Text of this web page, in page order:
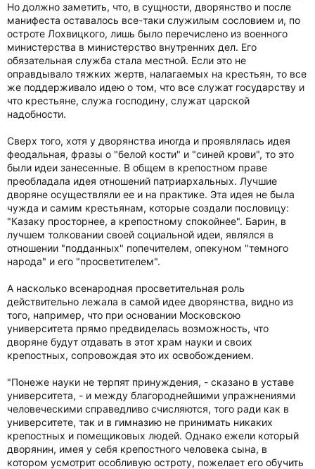
Но должно заметить, что, в сущности, дворянство и после
манифеста оставалось все-таки служилым сословием и, по
остроте Лохвицкого, лишь было перечислено из военного
министерства в министерство внутренних дел. Его
обязательная служба стала местной. Если это не
оправдывало тяжких жертв, налагаемых на крестьян, то все
же поддерживало идею о том, что все служат государству и
что крестьяне, служа господину, служат царской
надобности.
Сверх того, хотя у дворянства иногда и проявлялась идея
феодальная, фразы о "белой кости" и "синей крови", то это
были идеи занесенные. В общем в крепостном праве
преобладала идея отношений патриархальных. Лучшие
дворяне осуществляли ее и на практике. Эта идея не была
чужда и самим крестьянам, которые создали пословицу:
"Казаку просторнее, а крепостному спокойнее". Барин, в
лучшем толковании своей социальной идеи, являлся в
отношении "подданных" попечителем, опекуном "темного
народа" и его "просветителем".
А насколько всенародная просветительная роль
действительно лежала в самой идее дворянства, видно из
того, например, что при основании Московскою
университета прямо предвиделась возможность, что
дворяне будут отдавать в этот храм науки и своих
крепостных, сопровождая это их освобождением.
"Понеже науки не терпят принуждения, - сказано в уставе
университета, - и между благороднейшими упражнениями
человеческими справедливо счисляются, того ради как в
университете, так и в гимназию не принимать никаких
крепостных и помещиковых людей. Однако ежели который
дворянин, имея у себя крепостного человека сына, в
котором усмотрит особливую остроту, пожелает его обучить